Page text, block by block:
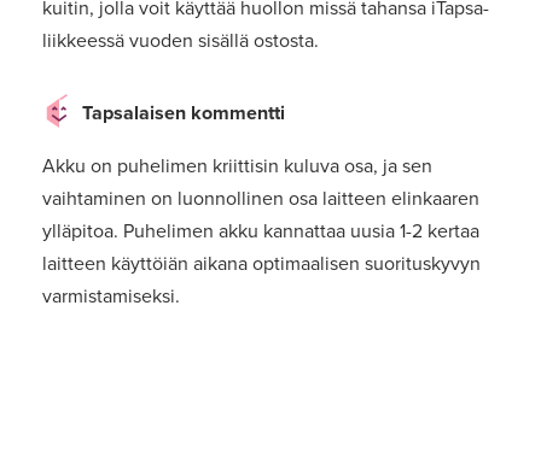
kuitin, jolla voit käyttää huollon missä tahansa iTapsa-
liikkeessä vuoden sisällä ostosta.
Tapsalaisen kommentti
Akku on puhelimen kriittisin kuluva osa, ja sen
vaihtaminen on luonnollinen osa laitteen elinkaaren
ylläpitoa. Puhelimen akku kannattaa uusia 1-2 kertaa
laitteen käyttöiän aikana optimaalisen suorituskyvyn
varmistamiseksi.